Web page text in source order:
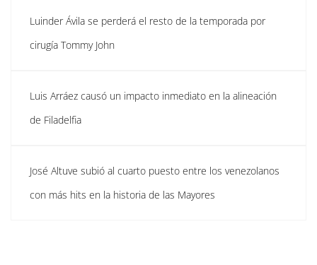
Luinder Ávila se perderá el resto de la temporada por
cirugía Tommy John
Luis Arráez causó un impacto inmediato en la alineación
de Filadelfia
José Altuve subió al cuarto puesto entre los venezolanos
con más hits en la historia de las Mayores